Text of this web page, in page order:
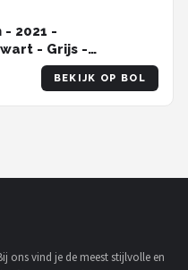
- 2021 -
- Grijs -
BEKIJK OP BOL
ons vind je de meest stijlvolle en